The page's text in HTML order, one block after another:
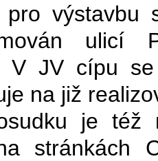
výstavbu
ulicí
V JV cípu
na již
je též
stránkách